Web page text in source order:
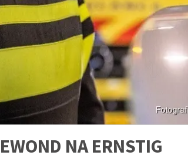
NA ERNSTIG